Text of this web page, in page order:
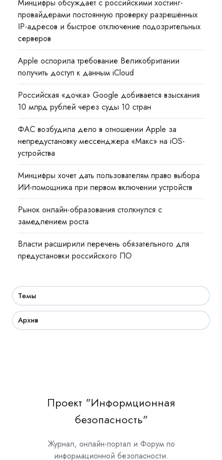
Минцифры обсуждает с российскими хостинг-
провайдерами постоянную проверку разрешённых
IP-адресов и быстрое отключение подозрительных
серверов
Apple оспорила требование Великобритании
получить доступ к данным iCloud
Российская «дочка» Google добивается взыскания
10 млрд рублей через суды 10 стран
ФАС возбудила дело в отношении Apple за
непредустановку мессенджера «Макс» на iOS-
устройства
Минцифры хочет дать пользователям право выбора
ИИ-помощника при первом включении устройств
Рынок онлайн-образования столкнулся с
замедлением роста
Власти расширили перечень обязательного для
предустановки российского ПО
Темы
Архив
Проект "Информционная
безопасность"
Журнал, онлайн-портал и Форум по
информационной безопасности.